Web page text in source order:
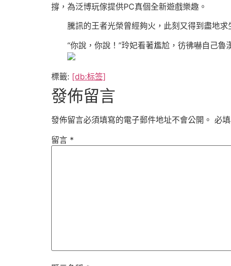
撐，為泛博玩傢提供PC真個全新遊戲樂趣。
騰訊的王者光榮曾經夠火，此刻又得到盡地求
“你說，你說！”玲妃看著尷尬，彷彿嚇自己魯
標籤: [db:标签]
發佈留言
發佈留言必須填寫的電子郵件地址不會公開。 必
留言 *